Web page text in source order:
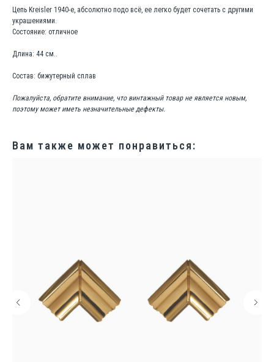
Цепь Kreisler 1940-е, абсолютно подо всё, ее легко будет сочетать с другими
украшениями.
Состояние: отличное
Длина: 44 см..
Состав: бижутерный сплав
Пожалуйста, обратите внимание, что винтажный товар не является новым,
поэтому может иметь незначительные дефекты.
Вам также может понравиться: